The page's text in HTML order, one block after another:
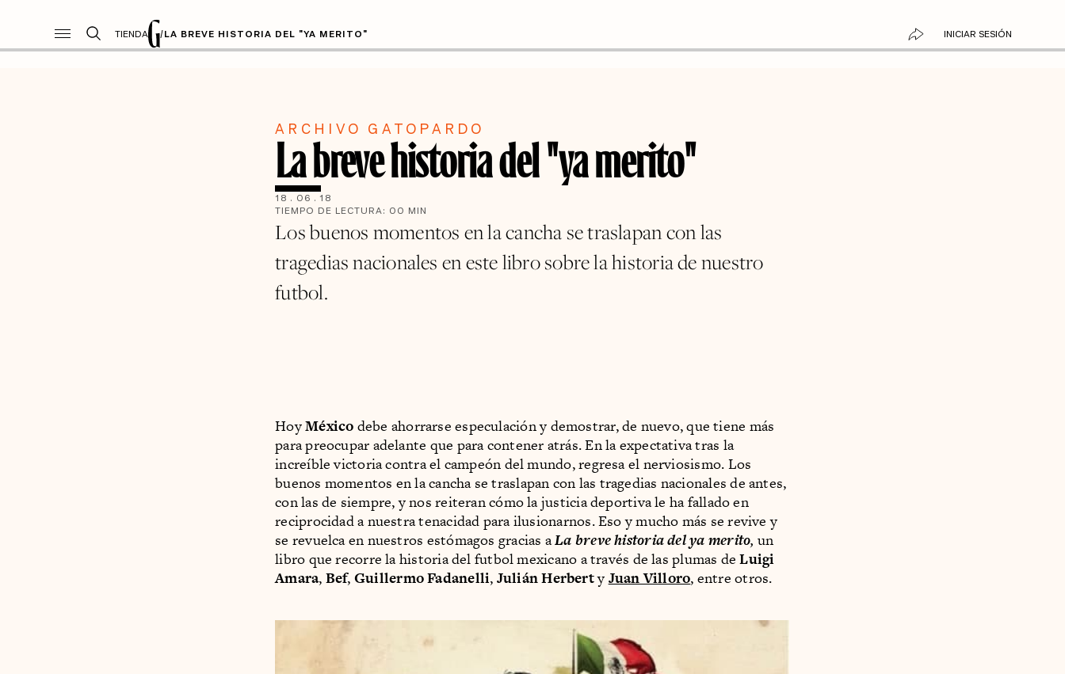
TIENDA /LA BREVE HISTORIA DEL "YA MERITO" INICIAR SESIÓN
ARCHIVO GATOPARDO
La breve historia del "ya merito"
18 . 06 . 18
TIEMPO DE LECTURA: 00 MIN
Los buenos momentos en la cancha se traslapan con las
tragedias nacionales en este libro sobre la historia de nuestro
futbol.
HoyMéxico debe ahorrarse especulación y demostrar, de nuevo, que tiene más
para preocupar adelante que para contener atrás. En la expectativa tras la
increíble victoria contra el campeón del mundo, regresa el nerviosismo. Los
buenos momentos en la cancha se traslapan con las tragedias nacionales de antes,
con las de siempre, y nos reiteran cómo la justicia deportiva le ha fallado en
reciprocidad a nuestra tenacidad para ilusionarnos. Eso y mucho más se revive y
se revuelca en nuestros estómagos gracias aLa breve historia del ya merito, un
libro que recorre la historia del futbol mexicano a través de las plumas deLuigi
Amara, Bef, Guillermo Fadanelli, Julián Herberty Juan Villoro, entre otros.